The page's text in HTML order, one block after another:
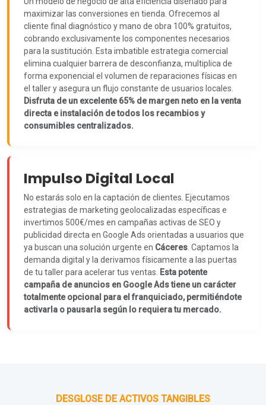
maximizar las conversiones en tienda. Ofrecemos al
cliente final diagnóstico y mano de obra 100% gratuitos,
cobrando exclusivamente los componentes necesarios
para la sustitución. Esta imbatible estrategia comercial
elimina cualquier barrera de desconfianza, multiplica de
forma exponencial el volumen de reparaciones físicas en
el taller y asegura un flujo constante de usuarios locales.
Disfruta de un excelente 65% de margen neto en la venta
directa e instalación de todos los recambios y
consumibles centralizados.
Impulso Digital Local
No estarás solo en la captación de clientes. Ejecutamos
estrategias de marketing geolocalizadas específicas e
invertimos 500€/mes en campañas activas de SEO y
publicidad directa en Google Ads orientadas a usuarios que
ya buscan una solución urgente en Cáceres . Captamos la
demanda digital y la derivamos físicamente a las puertas
de tu taller para acelerar tus ventas.
Esta potente
campaña de anuncios en Google Ads tiene un carácter
totalmente opcional para el franquiciado, permitiéndote
activarla o pausarla según lo requiera tu mercado.
DESGLOSE DE ACTIVOS TANGIBLES